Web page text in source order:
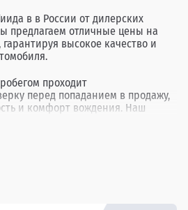
в в России от дилерских
предлагаем отличные цены на
высокое качество и
проходит
перед попаданием в продажу,
и комфорт вождения. Наш
идеальный вариант для